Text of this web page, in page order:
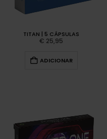
TITAN | 5 CÁPSULAS
€ 25,95
ADICIONAR